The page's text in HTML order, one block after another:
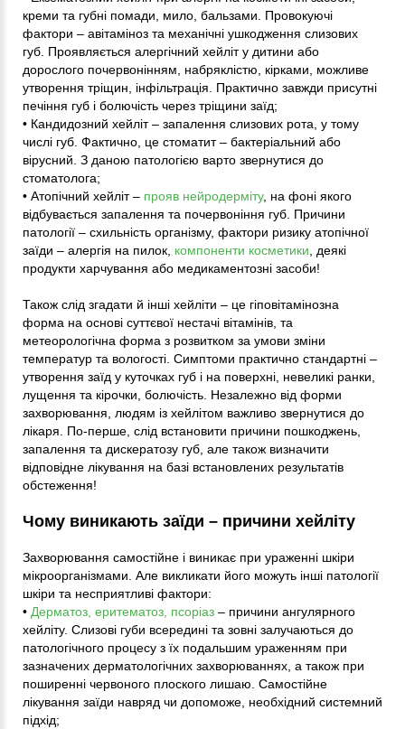
креми та губні помади, мило, бальзами. Провокуючі
фактори – авітаміноз та механічні ушкодження слизових
губ. Проявляється алергічний хейліт у дитини або
дорослого почервонінням, набряклістю, кірками, можливе
утворення тріщин, інфільтрація. Практично завжди присутні
печіння губ і болючість через тріщини заїд;
• Кандидозний хейліт – запалення слизових рота, у тому
числі губ. Фактично, це стоматит – бактеріальний або
вірусний. З даною патологією варто звернутися до
стоматолога;
• Атопічний хейліт – прояв нейродерміту, на фоні якого
відбувається запалення та почервоніння губ. Причини
патології – схильність організму, фактори ризику атопічної
заїди – алергія на пилок, компоненти косметики , деякі
продукти харчування або медикаментозні засоби!
Також слід згадати й інші хейліти – це гіповітамінозна
форма на основі суттєвої нестачі вітамінів, та
метеорологічна форма з розвитком за умови зміни
температур та вологості. Симптоми практично стандартні –
утворення заїд у куточках губ і на поверхні, невеликі ранки,
лущення та кірочки, болючість. Незалежно від форми
захворювання, людям із хейлітом важливо звернутися до
лікаря. По-перше, слід встановити причини пошкоджень,
запалення та дискератозу губ, але також визначити
відповідне лікування на базі встановлених результатів
обстеження!
Чому виникають заїди – причини хейліту
Захворювання самостійне і виникає при ураженні шкіри
мікроорганізмами. Але викликати його можуть інші патології
шкіри та несприятливі фактори:
• Дерматоз, еритематоз, псоріаз – причини ангулярного
хейліту. Слизові губи всередині та зовні залучаються до
патологічного процесу з їх подальшим ураженням при
зазначених дерматологічних захворюваннях, а також при
поширенні червоного плоского лишаю. Самостійне
лікування заїди навряд чи допоможе, необхідний системний
підхід;